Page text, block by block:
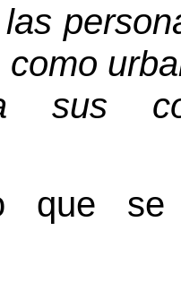
sus
que se